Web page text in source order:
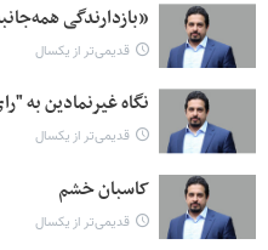
«بازدارندگی
قدیمی‌تر از یکسال
نگاه غیرنمادین به
قدیمی‌تر از یکسال
کاسبان خشم
قدیمی‌تر از یکسال